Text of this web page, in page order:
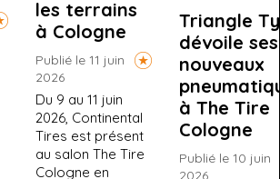
les terrains
à Cologne
Publié le 11 juin
2026
Du 9 au 11 juin
2026, Continental
Tires est présent
au salon The Tire
Cologne en
Triangle
dévoile ses
nouveaux
à The Tire
Cologne
Publié le 10 juin
2026